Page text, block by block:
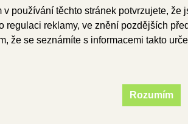
pryskyřice bazální INTERACRYL HOT
v používání těchto stránek potvrzujete, že
regulaci reklamy, ve znění pozdějších
že se seznámíte s informacemi takto
Rozumím